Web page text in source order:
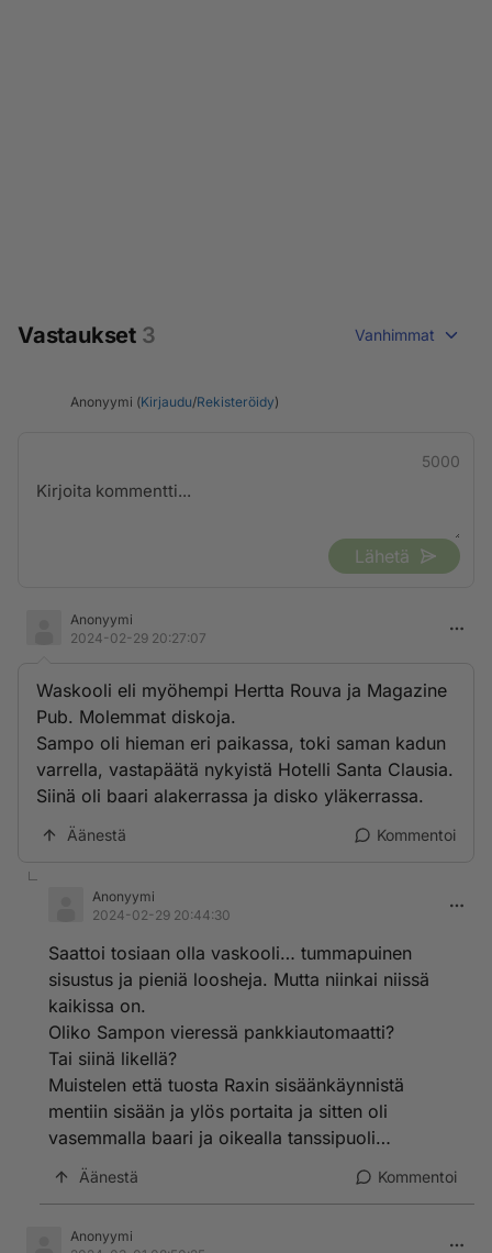
Vastaukset 3 Vanhimmat
Anonyymi (Kirjaudu/Rekisteröidy)
5000
Lähetä
Anonyymi
2024-02-29 20:27:07
Waskooli eli myöhempi Hertta Rouva ja Magazine
Pub. Molemmat diskoja.
Sampo oli hieman eri paikassa, toki saman kadun
varrella, vastapäätä nykyistä Hotelli Santa Clausia.
Siinä oli baari alakerrassa ja disko yläkerrassa.
Äänestä Kommentoi
Anonyymi
2024-02-29 20:44:30
Saattoi tosiaan olla vaskooli… tummapuinen
sisustus ja pieniä loosheja. Mutta niinkai niissä
kaikissa on.
Oliko Sampon vieressä pankkiautomaatti?
Tai siinä likellä?
Muistelen että tuosta Raxin sisäänkäynnistä
mentiin sisään ja ylös portaita ja sitten oli
vasemmalla baari ja oikealla tanssipuoli…
Äänestä Kommentoi
Anonyymi